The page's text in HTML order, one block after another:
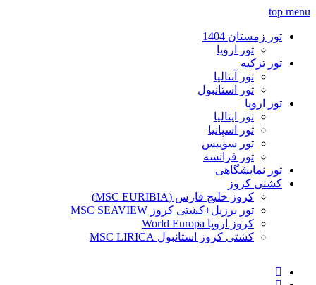
رفتن به محتوای اصلی
top menu
تور زمستان 1404
تور اروپا
تور ترکیه
تور آنتالیا
تور استانبول
تور اروپا
تور ایتالیا
تور اسپانیا
تور سوییس
تور فرانسه
تور نمایشگاهی
کشتی کروز
کروز خلیج فارس (MSC EURIBIA)
تور برزیل+کشتی کروز MSC SEAVIEW
کروز اروپا World Europa
کشتی کروز استانبول MSC LIRICA